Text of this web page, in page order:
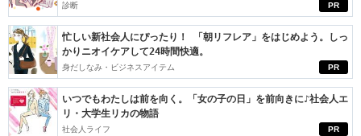
PR
診断
PR
忙しい新社会人にぴったり！ 「朝リフレア」をはじめよう。しっ
かりニオイケアして24時間快適。
身だしなみ・ビジネスアイテム
PR
いつでもわたしは前を向く。「女の子の日」を前向きに♪社会人エ
リ・大学生リカの物語
社会人ライフ